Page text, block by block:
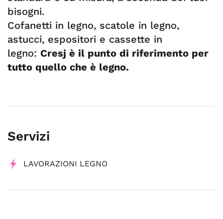
bisogni.
Cofanetti in legno, scatole in legno,
astucci, espositori e cassette in
legno: Cresj è il punto di riferimento per
tutto quello che è legno.
Servizi
LAVORAZIONI LEGNO